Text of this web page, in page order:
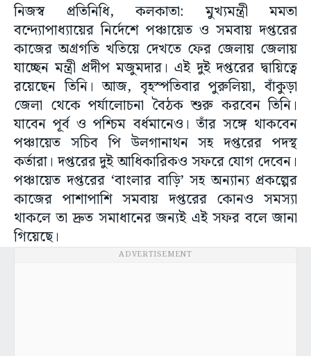
নিজস্ব প্রতিনিধি, কলকাতা: মুখ্যমন্ত্রী মমতা
বন্দ্যোপাধ্যায়ের নির্দেশে পঞ্চায়েত ও সমবায় দপ্তরের
কাজের অগ্রগতি খতিয়ে দেখতে ফের জেলায় জেলায়
যাচ্ছেন মন্ত্রী প্রদীপ মজুমদার। এই দুই দপ্তরের দ্বায়িত্বে
রয়েছেন তিনি। আজ, বৃহস্পতিবার পুরুলিয়া, বাঁকুড়া
জেলা থেকে পর্যালোচনা বৈঠক শুরু করবেন তিনি।
যাবেন পূর্ব ও পশ্চিম বর্ধমানেও। তাঁর সঙ্গে থাকবেন
পঞ্চায়েত সচিব পি উলগানাথন সহ দপ্তরের পদস্থ
কর্তারা। দপ্তরের দুই আধিকারিকও সফরে যোগ দেবেন।
পঞ্চায়েত দপ্তরের ‘বাংলার বাড়ি’ সহ অন্যান্য প্রকল্পের
কাজের পাশাপাশি সমবায় দপ্তরের কোনও সমস্যা
থাকলে তা দ্রুত সমাধানের জন্যই এই সফর বলে জানা
গিয়েছে।
ADVERTISEMENT